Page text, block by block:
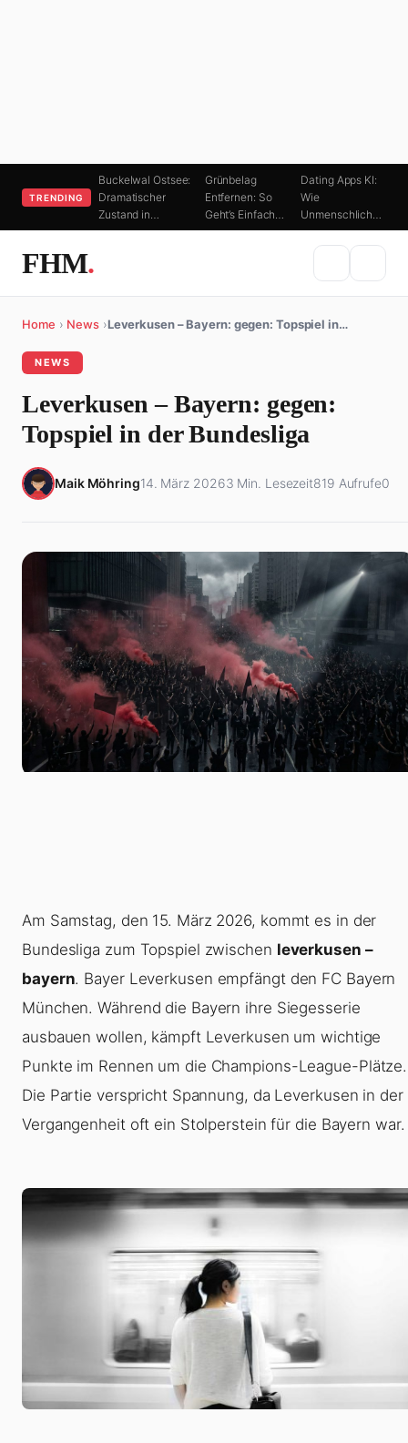
TRENDING
Buckelwal Ostsee:
Dramatischer
Zustand in…
Grünbelag
Entfernen: So
Geht’s Einfach…
Dating Apps KI:
Wie
Unmenschlich…
FHM.
Home › News ›Leverkusen – Bayern: gegen: Topspiel in…
NEWS
Leverkusen – Bayern: gegen:
Topspiel in der Bundesliga
Maik Möhring14. März 20263 Min. Lesezeit819 Aufrufe0
Am Samstag, den 15. März 2026, kommt es in der
Bundesliga zum Topspiel zwischen leverkusen –
bayern. Bayer Leverkusen empfängt den FC Bayern
München. Während die Bayern ihre Siegesserie
ausbauen wollen, kämpft Leverkusen um wichtige
Punkte im Rennen um die Champions-League-Plätze.
Die Partie verspricht Spannung, da Leverkusen in der
Vergangenheit oft ein Stolperstein für die Bayern war.